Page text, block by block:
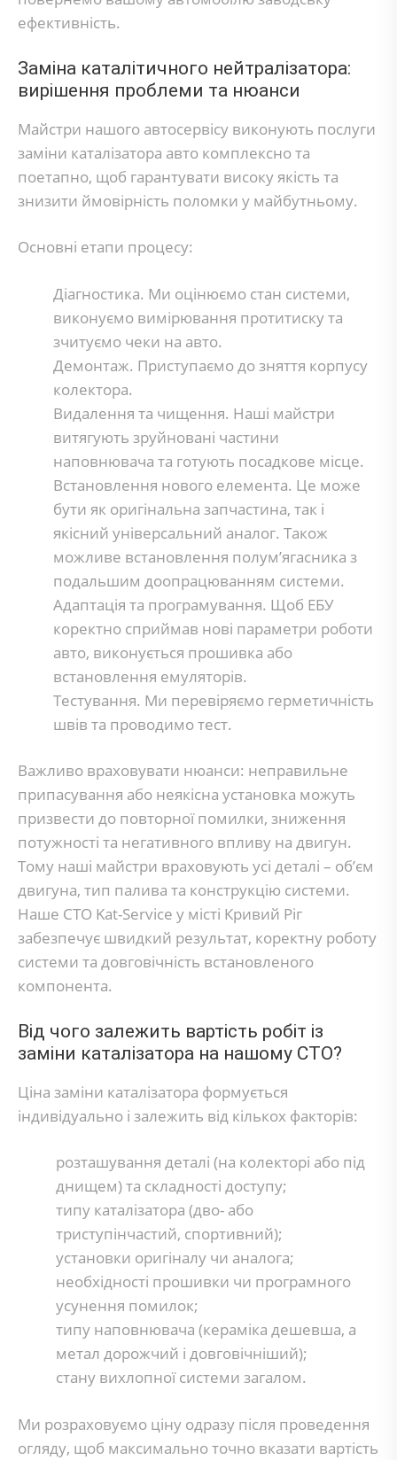
ефективність.
Заміна каталітичного нейтралізатора:
вирішення проблеми та нюанси
Майстри нашого автосервісу виконують послуги
заміни каталізатора авто комплексно та
поетапно, щоб гарантувати високу якість та
знизити ймовірність поломки у майбутньому.
Основні етапи процесу:
Діагностика. Ми оцінюємо стан системи,
виконуємо вимірювання протитиску та
зчитуємо чеки на авто.
Демонтаж. Приступаємо до зняття корпусу
колектора.
Видалення та чищення. Наші майстри
витягують зруйновані частини
наповнювача та готують посадкове місце.
Встановлення нового елемента. Це може
бути як оригінальна запчастина, так і
якісний універсальний аналог. Також
можливе встановлення полум’ягасника з
подальшим доопрацюванням системи.
Адаптація та програмування. Щоб ЕБУ
коректно сприймав нові параметри роботи
авто, виконується прошивка або
встановлення емуляторів.
Тестування. Ми перевіряємо герметичність
швів та проводимо тест.
Важливо враховувати нюанси: неправильне
припасування або неякісна установка можуть
призвести до повторної помилки, зниження
потужності та негативного впливу на двигун.
Тому наші майстри враховують усі деталі – об’єм
двигуна, тип палива та конструкцію системи.
Наше СТО Kat-Service у місті Кривий Ріг
забезпечує швидкий результат, коректну роботу
системи та довговічність встановленого
компонента.
Від чого залежить вартість робіт із
заміни каталізатора на нашому СТО?
Ціна заміни каталізатора формується
індивідуально і залежить від кількох факторів:
розташування деталі (на колекторі або під
днищем) та складності доступу;
типу каталізатора (дво- або
триступінчастий, спортивний);
установки оригіналу чи аналога;
необхідності прошивки чи програмного
усунення помилок;
типу наповнювача (кераміка дешевша, а
метал дорожчий і довговічніший);
стану вихлопної системи загалом.
Ми розраховуємо ціну одразу після проведення
огляду, щоб максимально точно вказати вартість